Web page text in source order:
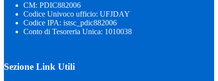
CM: PDIC882006
Codice Univoco ufficio: UFJDAY
Codice IPA: istsc_pdic882006
Conto di Tesoreria Unica: 1010038
Sezione Link Utili